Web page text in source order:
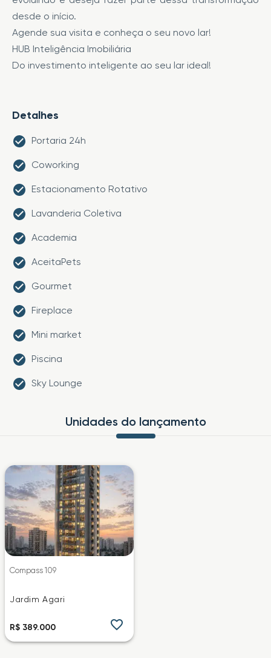
desde o início.
Agende sua visita e conheça o seu novo lar!
HUB Inteligência Imobiliária
Do investimento inteligente ao seu lar ideal!
Detalhes
Portaria 24h
Coworking
Estacionamento Rotativo
Lavanderia Coletiva
Academia
AceitaPets
Gourmet
Fireplace
Mini market
Piscina
Sky Lounge
Unidades do lançamento
Compass 109
Jardim Agari
R$ 389.000